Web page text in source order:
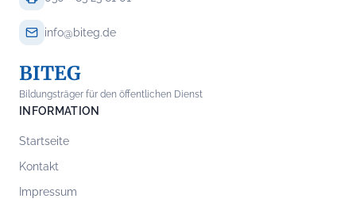
info@biteg.de
BITEG
Bildungsträger für den öffentlichen Dienst
INFORMATION
Startseite
Kontakt
Impressum